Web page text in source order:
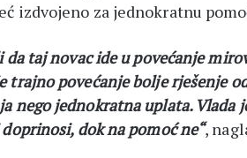
izdvojeno za jednokratnu
taj novac ide u povećanje
trajno povećanje bolje rješenje
nego jednokratna uplata. Vlada
dok na pomoć ne“,